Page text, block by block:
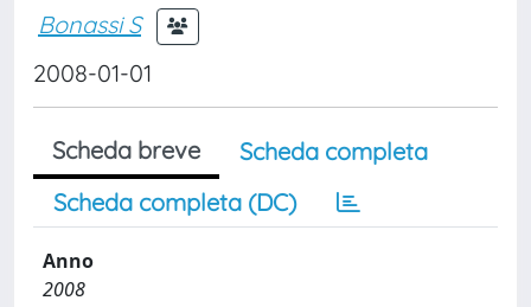
Bonassi S
2008-01-01
Scheda breve
Scheda completa
Scheda completa (DC)
Anno
2008